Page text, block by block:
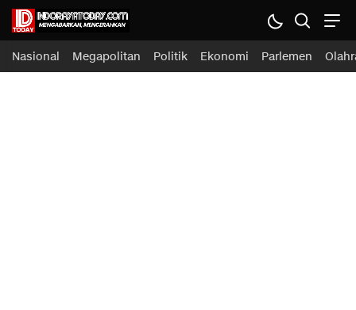
Nasional Megapolitan Politik Ekonomi Parlemen